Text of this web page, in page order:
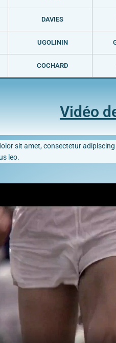
DAVIES
UGOLININ
COCHARD
Vidéo
sit amet, consectetur
leo.